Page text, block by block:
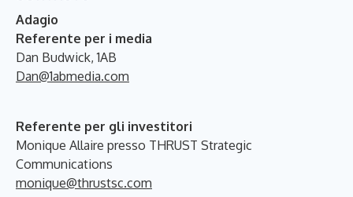
Adagio
Referente per i media
Dan Budwick, 1AB
Dan@1abmedia.com
Referente per gli investitori
Monique Allaire presso THRUST Strategic
Communications
monique@thrustsc.com